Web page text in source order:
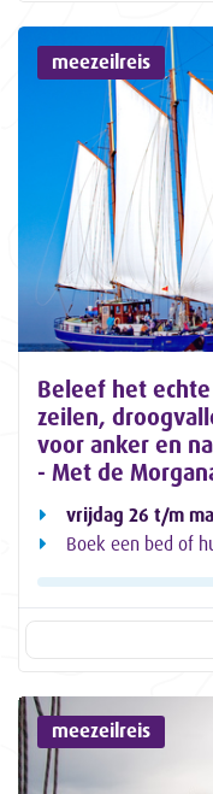
meezeilreis
Beleef het
zeilen,
voor anker en
- Met de
vrijdag 26 t/m
Boek een bed of
meezeilreis